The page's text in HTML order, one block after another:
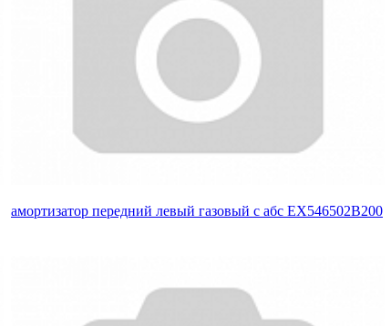
амортизатор передний левый газовый с абс EX546502B200